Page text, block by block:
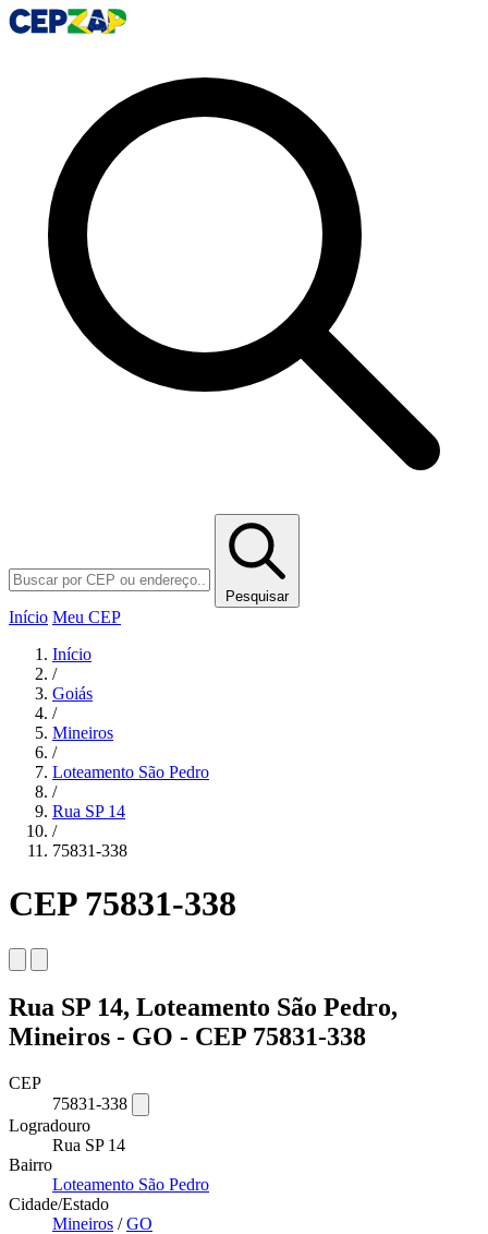
Pesquisar
Início Meu CEP
Início
/
Goiás
/
Mineiros
/
Loteamento São Pedro
/
Rua SP 14
/
75831-338
CEP 75831-338
Rua SP 14, Loteamento São Pedro,
Mineiros - GO - CEP 75831-338
CEP
75831-338
Logradouro
Rua SP 14
Bairro
Loteamento São Pedro
Cidade/Estado
Mineiros /GO